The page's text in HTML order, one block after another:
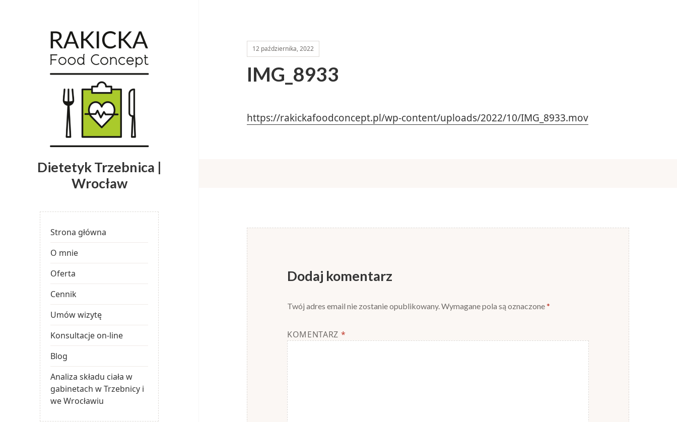
Dietetyk Trzebnica |
Wrocław
Strona główna
O mnie
Oferta
Cennik
Umów wizytę
Konsultacje on-line
Blog
Analiza składu ciała w
gabinetach w Trzebnicy i
we Wrocławiu
12 października, 2022
IMG_8933
https://rakickafoodconcept.pl/wp-content/uploads/2022/10/IMG_8933.mov
Dodaj komentarz
Twój adres email nie zostanie opublikowany.Wymagane pola są oznaczone*
KOMENTARZ *